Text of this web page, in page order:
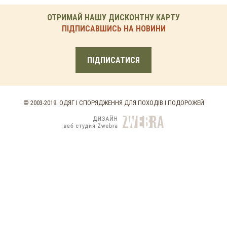
ОТРИМАЙ НАШУ ДИСКОНТНУ КАРТУ
ПІДПИСАВШИСЬ НА НОВИНИ
ПІДПИСАТИСЯ
© 2003-2019. ОДЯГ І СПОРЯДЖЕННЯ ДЛЯ ПОХОДІВ І ПОДОРОЖЕЙ